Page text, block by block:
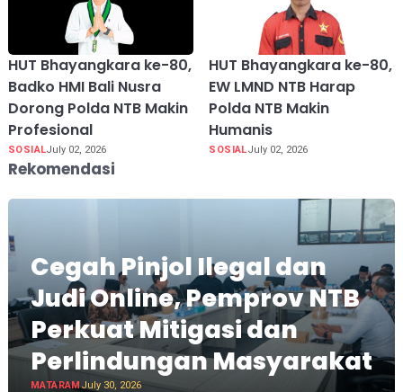
HUT Bhayangkara ke-80,
Badko HMI Bali Nusra
Dorong Polda NTB Makin
Profesional
SOSIALJuly 02, 2026
HUT Bhayangkara ke-80,
EW LMND NTB Harap
Polda NTB Makin
Humanis
SOSIALJuly 02, 2026
Rekomendasi
Cegah Pinjol Ilegal dan
Judi Online, Pemprov NTB
Perkuat Mitigasi dan
Perlindungan Masyarakat
MATARAMJuly 30, 2026